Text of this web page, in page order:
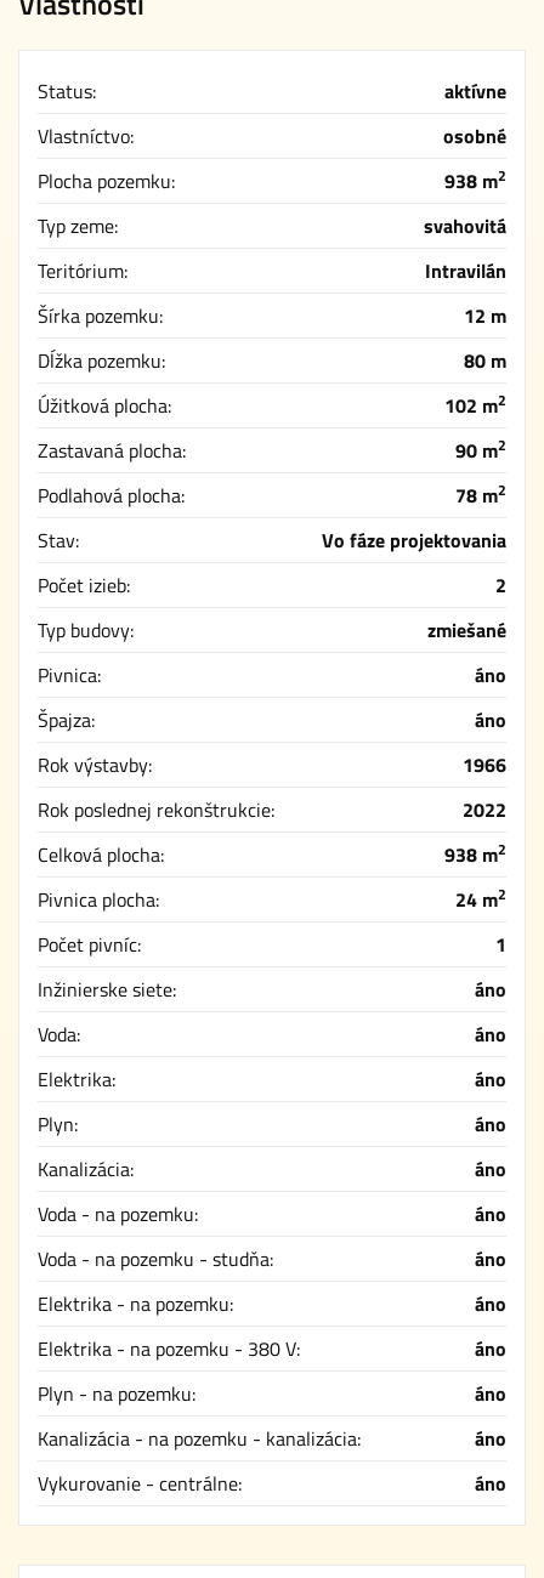
Status:
aktívne
Vlastníctvo:
osobné
Plocha pozemku:
938 m2
Typ zeme:
svahovitá
Teritórium:
Intravilán
Šírka pozemku:
12 m
Dĺžka pozemku:
80 m
Úžitková plocha:
102 m2
Zastavaná plocha: 90 m2
Podlahová plocha: 78 m2
Stav:
Vo fáze projektovania
Počet izieb:
2
Typ budovy:
zmiešané
Pivnica:
áno
Špajza:
áno
Rok výstavby:
1966
Rok poslednej rekonštrukcie:
2022
Celková plocha:
938 m2
Pivnica plocha: 24 m2
Počet pivníc:
1
Inžinierske siete:
áno
Voda:
áno
Elektrika:
áno
Plyn:
áno
Kanalizácia:
áno
Voda - na pozemku:
áno
Voda - na pozemku - studňa:
áno
Elektrika - na pozemku:
áno
Elektrika - na pozemku - 380 V:
áno
Plyn - na pozemku:
áno
Kanalizácia - na pozemku - kanalizácia:
áno
Vykurovanie - centrálne:
áno